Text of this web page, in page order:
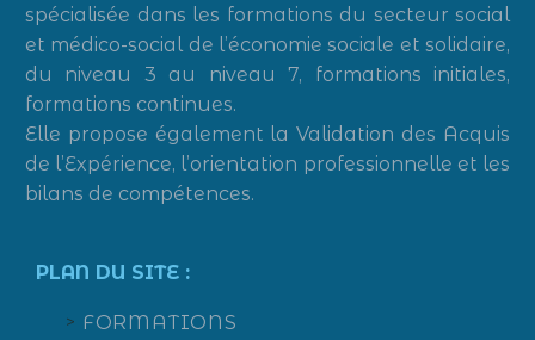
spécialisée dans les formations du secteur social
et médico-social de l’économie sociale et solidaire,
du niveau 3 au niveau 7, formations initiales,
formations continues.
Elle propose également la Validation des Acquis
de l’Expérience, l’orientation professionnelle et les
bilans de compétences.
PLAN DU SITE :
FORMATIONS